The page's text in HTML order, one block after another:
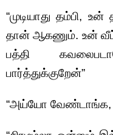
“முடியாது தம்பி, உன்
தான் ஆகணும். உன்
பத்தி
பார்த்துக்குறேன்”
“அய்யோ வேண்டாங்க,